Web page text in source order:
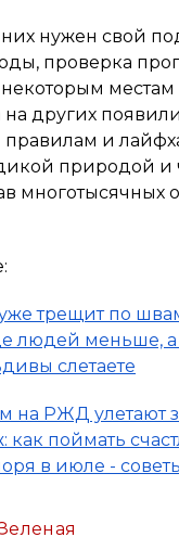
нужен свой
проверка
некоторым
на других
правилам и
природой и
многотысячных
трещит по
людей меньше,
слетаете
на РЖД улетают
как поймать
в июле -